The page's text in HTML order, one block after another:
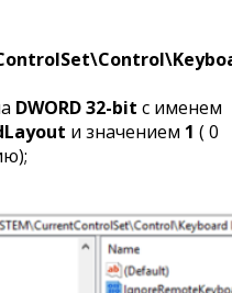
DWORD 32-bit с именем
и значением 1 ( 0